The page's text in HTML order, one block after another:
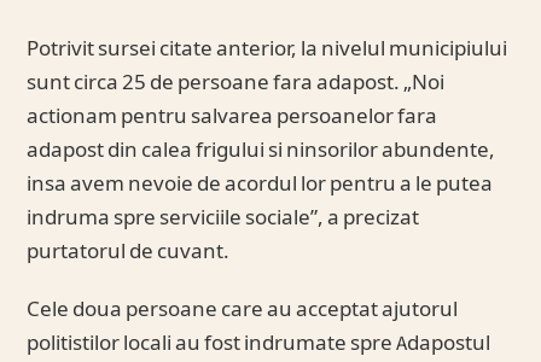
Potrivit sursei citate anterior, la nivelul municipiului
sunt circa 25 de persoane fara adapost. „Noi
actionam pentru salvarea persoanelor fara
adapost din calea frigului si ninsorilor abundente,
insa avem nevoie de acordul lor pentru a le putea
indruma spre serviciile sociale”, a precizat
purtatorul de cuvant.
Cele doua persoane care au acceptat ajutorul
politistilor locali au fost indrumate spre Adapostul